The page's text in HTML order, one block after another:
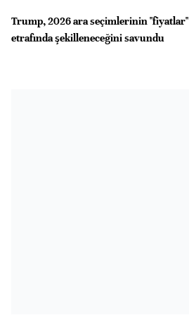
Trump, 2026 ara seçimlerinin "fiyatlar"
etrafında şekilleneceğini savundu